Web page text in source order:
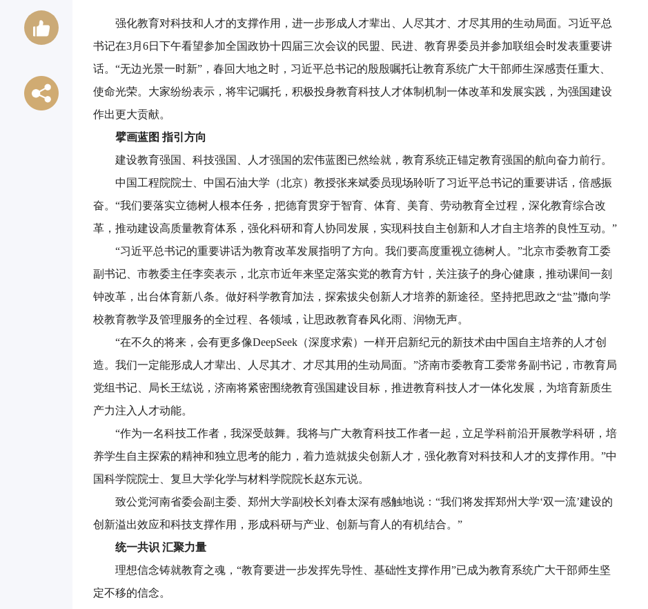
强化教育对科技和人才的支撑作用，进一步形成人才辈出、人尽其才、才尽其用的生动局面。习近平总
书记在3月6日下午看望参加全国政协十四届三次会议的民盟、民进、教育界委员并参加联组会时发表重要讲
话。“无边光景一时新”，春回大地之时，习近平总书记的殷殷嘱托让教育系统广大干部师生深感责任重大、
使命光荣。大家纷纷表示，将牢记嘱托，积极投身教育科技人才体制机制一体改革和发展实践，为强国建设
作出更大贡献。
擘画蓝图 指引方向
建设教育强国、科技强国、人才强国的宏伟蓝图已然绘就，教育系统正锚定教育强国的航向奋力前行。
中国工程院院士、中国石油大学（北京）教授张来斌委员现场聆听了习近平总书记的重要讲话，倍感振
奋。“我们要落实立德树人根本任务，把德育贯穿于智育、体育、美育、劳动教育全过程，深化教育综合改
革，推动建设高质量教育体系，强化科研和育人协同发展，实现科技自主创新和人才自主培养的良性互动。”
“习近平总书记的重要讲话为教育改革发展指明了方向。我们要高度重视立德树人。”北京市委教育工委
副书记、市教委主任李奕表示，北京市近年来坚定落实党的教育方针，关注孩子的身心健康，推动课间一刻
钟改革，出台体育新八条。做好科学教育加法，探索拔尖创新人才培养的新途径。坚持把思政之“盐”撒向学
校教育教学及管理服务的全过程、各领域，让思政教育春风化雨、润物无声。
“在不久的将来，会有更多像DeepSeek（深度求索）一样开启新纪元的新技术由中国自主培养的人才创
造。我们一定能形成人才辈出、人尽其才、才尽其用的生动局面。”济南市委教育工委常务副书记，市教育局
党组书记、局长王纮说，济南将紧密围绕教育强国建设目标，推进教育科技人才一体化发展，为培育新质生
产力注入人才动能。
“作为一名科技工作者，我深受鼓舞。我将与广大教育科技工作者一起，立足学科前沿开展教学科研，培
养学生自主探索的精神和独立思考的能力，着力造就拔尖创新人才，强化教育对科技和人才的支撑作用。”中
国科学院院士、复旦大学化学与材料学院院长赵东元说。
致公党河南省委会副主委、郑州大学副校长刘春太深有感触地说：“我们将发挥郑州大学‘双一流’建设的
创新溢出效应和科技支撑作用，形成科研与产业、创新与育人的有机结合。”
统一共识 汇聚力量
理想信念铸就教育之魂，“教育要进一步发挥先导性、基础性支撑作用”已成为教育系统广大干部师生坚
定不移的信念。